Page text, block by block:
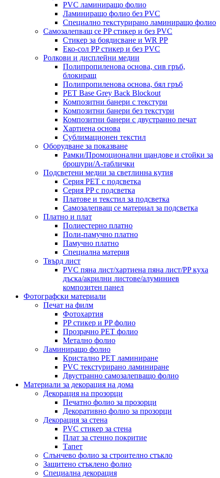
PVC ламиниращо фолио
Ламиниращо фолио без PVC
Специално текстурирано ламиниращо фолио
Самозалепващ се PP стикер и без PVC
Стикер за боядисване и WR PP
Еко-сол PP стикер и без PVC
Ролкови и дисплейни медии
Полипропиленова основа, сив гръб,
блокиращ
Полипропиленова основа, бял гръб
PET Base Grey Back Blockout
Композитни банери с текстури
Композитни банери без текстури
Композитни банери с двустранно печат
Хартиена основа
Сублимационен текстил
Оборудване за показване
Рамки/Промоционални щандове и стойки за
брошури/А-таблички
Подсветени медии за светлинна кутия
Серия PET с подсветка
Серия PP с подсветка
Платове и текстил за подсветка
Самозалепващ се материал за подсветка
Платно и плат
Полиестерно платно
Поли-памучно платно
Памучно платно
Специална материя
Твърд лист
PVC пяна лист/хартиена пяна лист/PP куха
дъска/акрилни листове/алуминиев
композитен панел
Фотографски материали
Печат на филм
Фотохартия
PP стикер и PP фолио
Прозрачно PET фолио
Метално фолио
Ламиниращо фолио
Кристално PET ламиниране
PVC текстурирано ламиниране
Двустранно самозалепващо фолио
Материали за декорация на дома
Декорация на прозорци
Печатно фолио за прозорци
Декоративно фолио за прозорци
Декорация за стена
PVC стикер за стена
Плат за стенно покритие
Тапет
Слънчево фолио за строително стъкло
Защитено стъклено фолио
Специална декорация